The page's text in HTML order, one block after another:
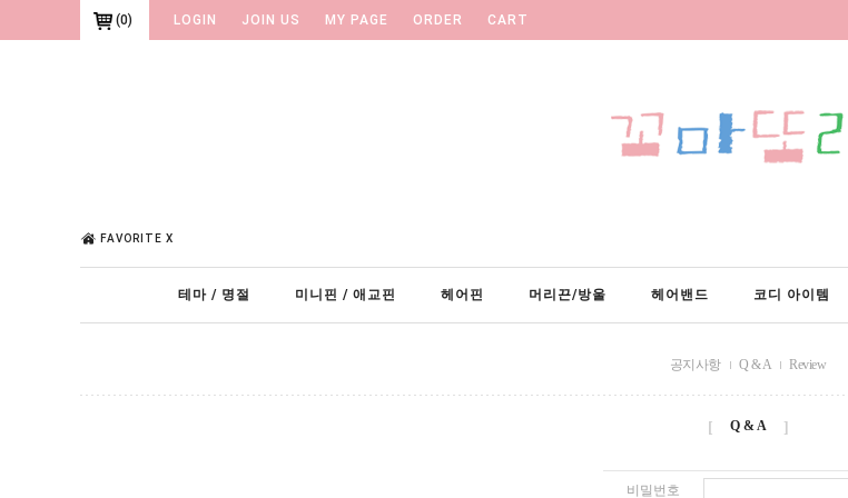
(0) LOGIN JOIN US MY PAGE ORDER CART
FAVORITE X
테마 / 명절 미니핀 / 애교핀 헤어핀 머리끈/방울 헤어밴드 코디 아이템
공지사항 Q & A Review
[ Q & A ]
비밀번호